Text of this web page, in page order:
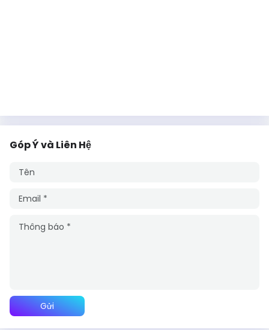
Góp Ý và Liên Hệ